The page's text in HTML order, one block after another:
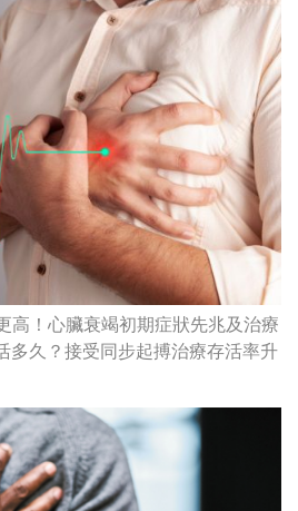
高！心臟衰竭初期症狀先兆及治療
多久？接受同步起搏治療存活率升